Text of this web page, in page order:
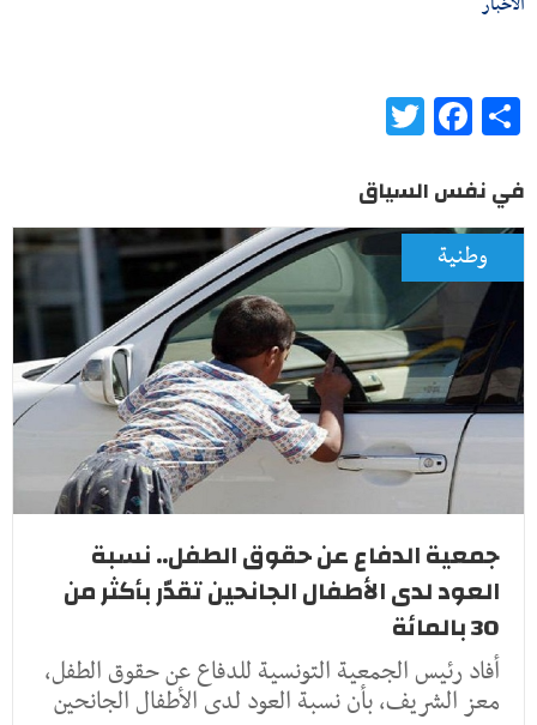
Share
Facebook
في نفس السياق
وطنية
جمعية الدفاع عن حقوق الطفل.. نسبة
العود لدى الأطفال الجانحين تقدّر بأكثر من
30 بالمائة
أفاد رئيس الجمعية التونسية للدفاع عن حقوق الطفل،
معز الشريف، بأن نسبة العود لدى الأطفال الجانحين